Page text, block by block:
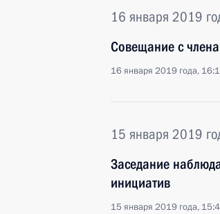
16 января 2019
Совещание с
16 января 2019 года,
15 января 2019
Заседание
инициатив
15 января 2019 года,